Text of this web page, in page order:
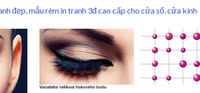
đẹp, mẫu rèm in tranh 3đ cao cấp cho cửa sổ, cửa kính